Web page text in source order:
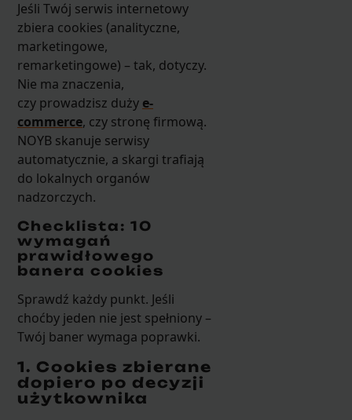
Jeśli Twój serwis internetowy
zbiera cookies (analityczne,
marketingowe,
remarketingowe) – tak, dotyczy.
Nie ma znaczenia,
czy prowadzisz duży e-
commerce, czy stronę firmową.
NOYB skanuje serwisy
automatycznie, a skargi trafiają
do lokalnych organów
nadzorczych.
Checklista: 10
wymagań
prawidłowego
banera cookies
Sprawdź każdy punkt. Jeśli
choćby jeden nie jest spełniony –
Twój baner wymaga poprawki.
1. Cookies zbierane
dopiero po decyzji
użytkownika